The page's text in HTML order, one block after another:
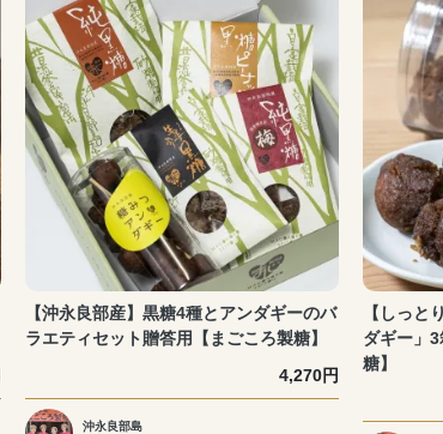
【沖永良部産】黒糖4種とアンダギーのバ
ラエティセット贈答用【まごころ製糖】
4,270円
沖永良部島
【しっと
ダギー」
糖】